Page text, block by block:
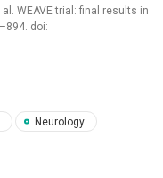
WEAVE trial: final results in
doi:
Neurology